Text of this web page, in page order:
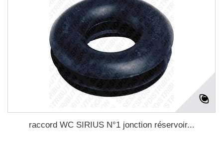
raccord WC SIRIUS N°1 jonction réservoir...